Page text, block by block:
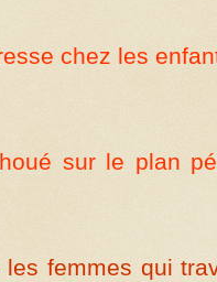
chez les
sur le plan
femmes qui